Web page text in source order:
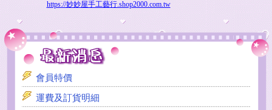
https://妙妙屋手工藝行.shop2000.com.tw
會員特價
運費及訂貨明細